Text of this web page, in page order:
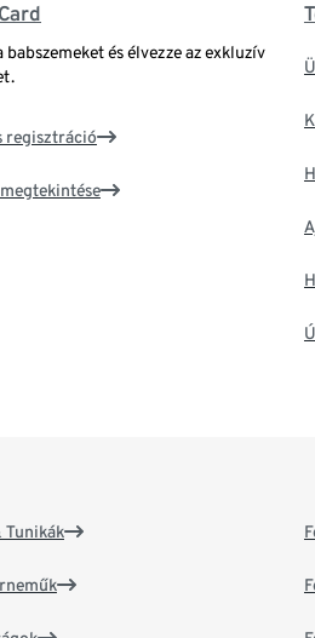
babszemeket és élvezze az exkluzív
regisztráció
Tunikák